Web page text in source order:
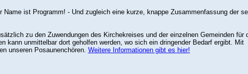
ist Programm! - Und zugleich eine kurze, knappe Zusammenfassung der
zu den Zuwendungen des Kirchekreises und der einzelnen Gemeinden für
kann unmittelbar dort geholfen werden, wo sich ein dringender Bedarf ergibt. Mit
unseren Posaunenchören. Weitere Informationen gibt es hier!